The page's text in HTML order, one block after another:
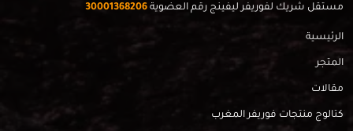
مستقل شريك لفوريفر ليفينج رقم العضوية 30001368206
الرئيسية
المتجر
مقالات
كتالوج منتجات فوريفر المغرب